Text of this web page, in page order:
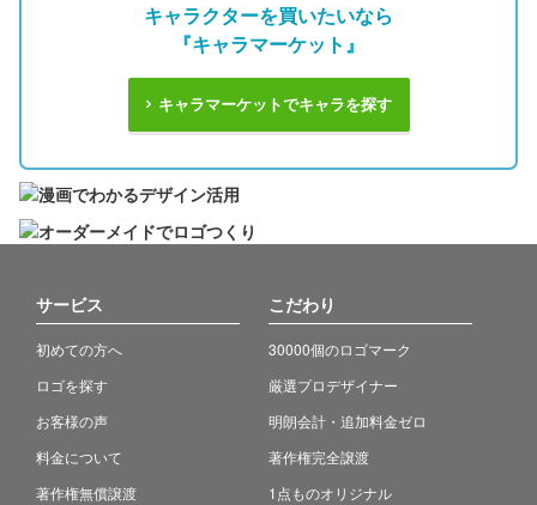
キャラクターを買いたいなら
『キャラマーケット』
キャラマーケットでキャラを探す
サービス
初めての方へ
ロゴを探す
お客様の声
料金について
著作権無償譲渡
こだわり
30000個のロゴマーク
厳選プロデザイナー
明朗会計・追加料金ゼロ
著作権完全譲渡
1点ものオリジナル